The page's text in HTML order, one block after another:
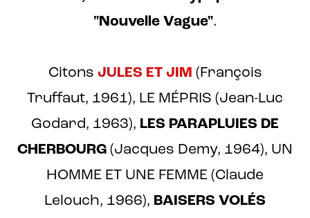
"Nouvelle Vague".
Citons JULES ET JIM (François
Truffaut, 1961), LE MÉPRIS (Jean-Luc
Godard, 1963), LES PARAPLUIES DE
CHERBOURG (Jacques Demy, 1964), UN
HOMME ET UNE FEMME (Claude
Lelouch, 1966), BAISERS VOLÉS